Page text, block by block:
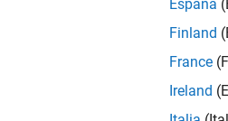
España
Finland
France
Ireland